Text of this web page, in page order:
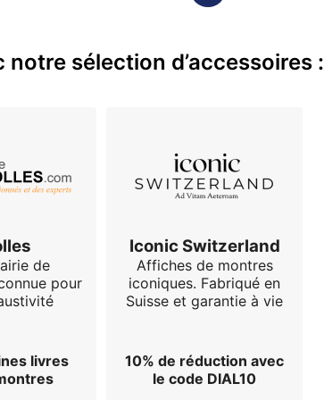
sélection d’accessoires :
de
pour
livres
Iconic Switzerland
Affiches de montres
iconiques. Fabriqué en
Suisse et garantie à vie
10% de réduction avec
le code DIAL10